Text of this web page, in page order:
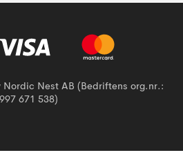
Nordic Nest AB (Bedriftens org.nr.:
997 671 538)